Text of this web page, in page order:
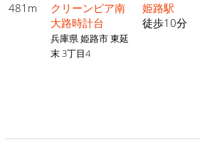
481m
クリーンピア南
大路時計台
兵庫県 姫路市 東延
末 3丁目4
姫路駅
徒歩10分